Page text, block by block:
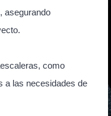
asegurando
como
a las necesidades de